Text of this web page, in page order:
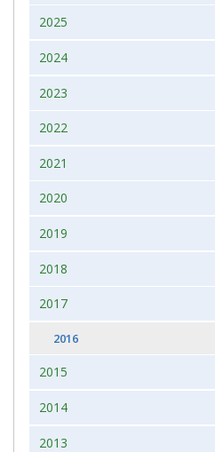
2025
2024
2023
2022
2021
2020
2019
2018
2017
2016
2015
2014
2013